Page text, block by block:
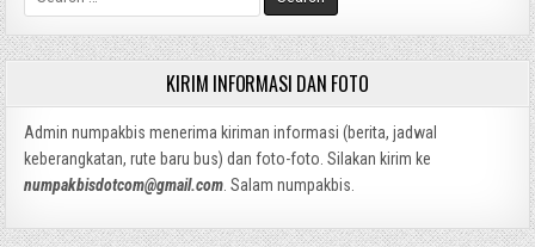
for:
KIRIM INFORMASI DAN FOTO
Admin numpakbis menerima kiriman informasi (berita, jadwal
keberangkatan, rute baru bus) dan foto-foto. Silakan kirim ke
numpakbisdotcom@gmail.com. Salam numpakbis.